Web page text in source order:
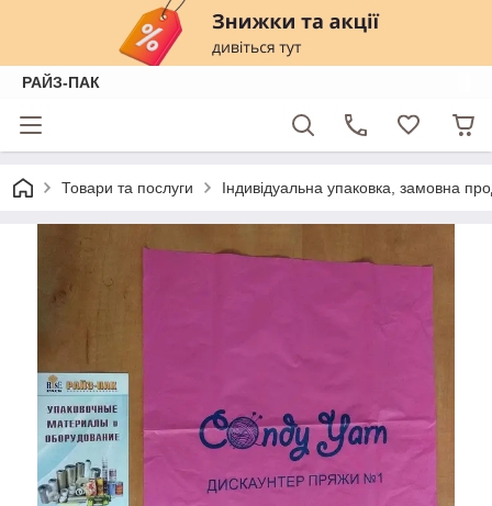
РАЙЗ-ПАК
Товари та послуги Індивідуальна упаковка, замовна